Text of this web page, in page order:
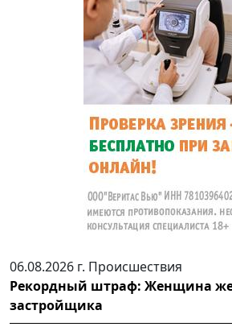
06.08.2026 г. Происшествия
Рекордный штраф: Женщина
застройщика